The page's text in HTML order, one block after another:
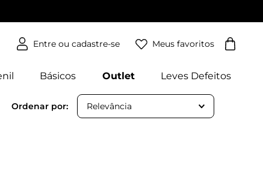
Meus favoritos
Básicos Outlet Leves Defeitos
Relevância